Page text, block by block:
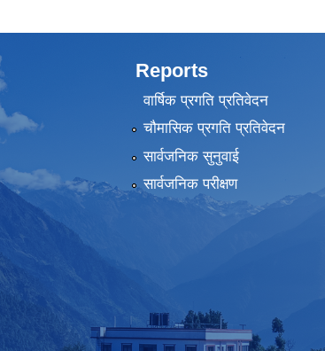
Reports
वार्षिक प्रगति प्रतिवेदन
चौमासिक प्रगति प्रतिवेदन
सार्वजनिक सुनुवाई
सार्वजनिक परीक्षण